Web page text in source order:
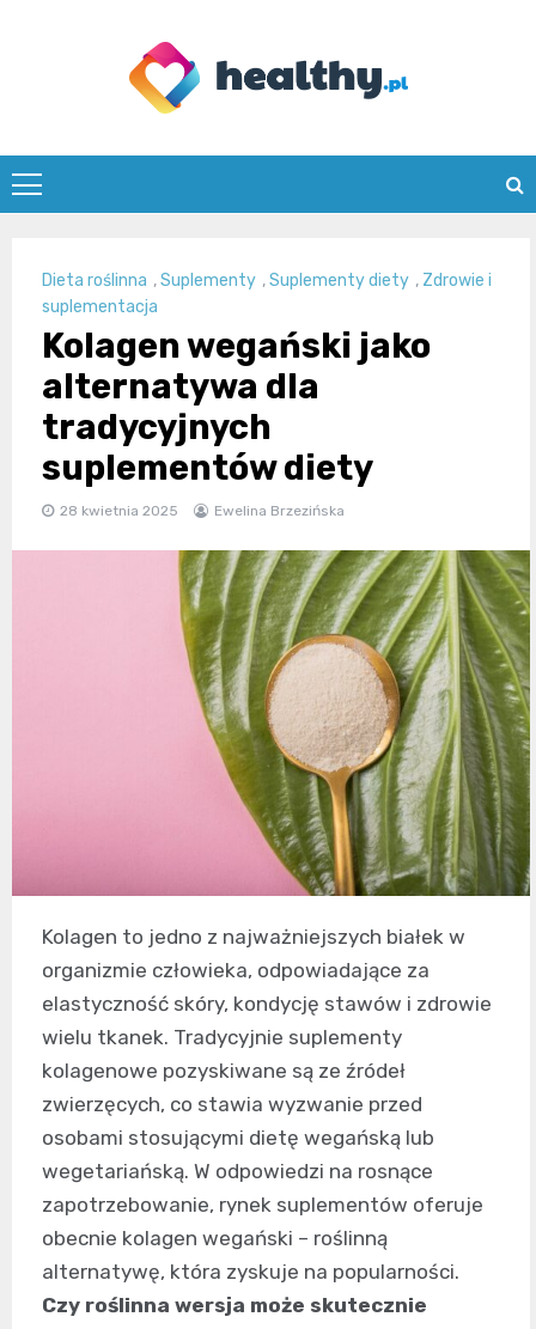
healthy.pl
Dieta roślinna ,Suplementy ,Suplementy diety , Zdrowie i
suplementacja
Kolagen wegański jako
alternatywa dla
tradycyjnych
suplementów diety
28 kwietnia 2025 Ewelina Brzezińska
Kolagen to jedno z najważniejszych białek w
organizmie człowieka, odpowiadające za
elastyczność skóry, kondycję stawów i zdrowie
wielu tkanek. Tradycyjnie suplementy
kolagenowe pozyskiwane są ze źródeł
zwierzęcych, co stawia wyzwanie przed
osobami stosującymi dietę wegańską lub
wegetariańską. W odpowiedzi na rosnące
zapotrzebowanie, rynek suplementów oferuje
obecnie kolagen wegański – roślinną
alternatywę, która zyskuje na popularności.
Czy roślinna wersja może skutecznie